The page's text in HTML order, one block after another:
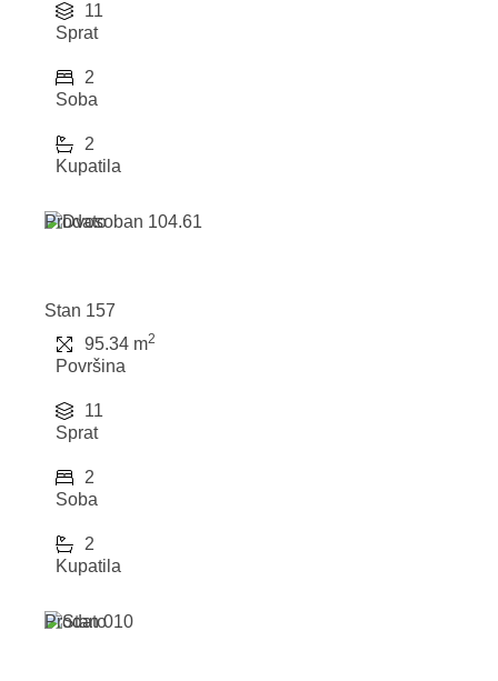
11
Sprat
2
Soba
2
Kupatila
Prodato
Stan 157
95.34 m2
Površina
11
Sprat
2
Soba
2
Kupatila
Prodato